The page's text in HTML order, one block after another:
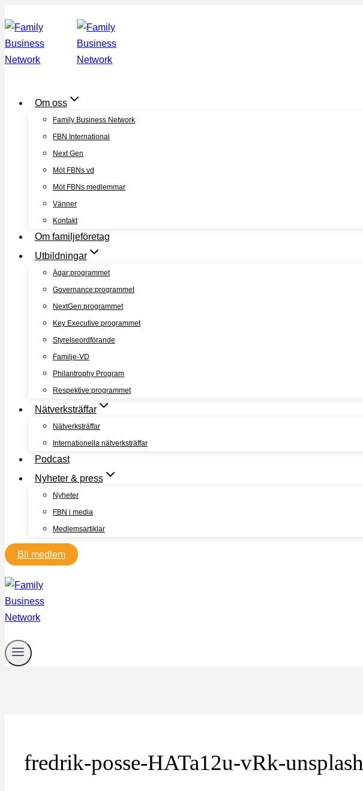
to
content
Om oss
Family Business Network
FBN International
Next Gen
Möt FBNs vd
Möt FBNs medlemmar
Vänner
Kontakt
Om familjeföretag
Utbildningar
Ägar:programmet
Governance:programmet
NextGen:programmet
Key Executive:programmet
Styrelseordförande
Familje-VD
Philantrophy Program
Respektive:programmet
Nätverksträffar
Nätverksträffar
Internationella nätverksträffar
Podcast
Nyheter & press
Nyheter
FBN i media
Medlemsartiklar
Bli medlem
fredrik-posse-HATa12u-vRk-unsplash